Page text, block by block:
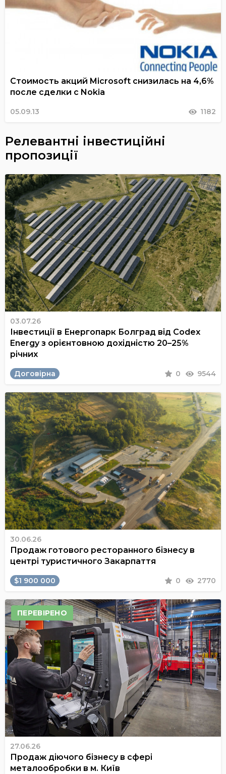
Стоимость акций Microsoft снизилась на 4,6%
после сделки с Nokia
05.09.13 1182
Релевантні інвестиційні
пропозиції
03.07.26
Інвестиції в Енергопарк Болград від Codex
Energy з орієнтовною дохідністю 20–25%
річних
Договірна 0 9544
30.06.26
Продаж готового ресторанного бізнесу в
центрі туристичного Закарпаття
$1 900 000 0 2770
ПЕРЕВІРЕНО
27.06.26
Продаж діючого бізнесу в сфері
металообробки в м. Київ